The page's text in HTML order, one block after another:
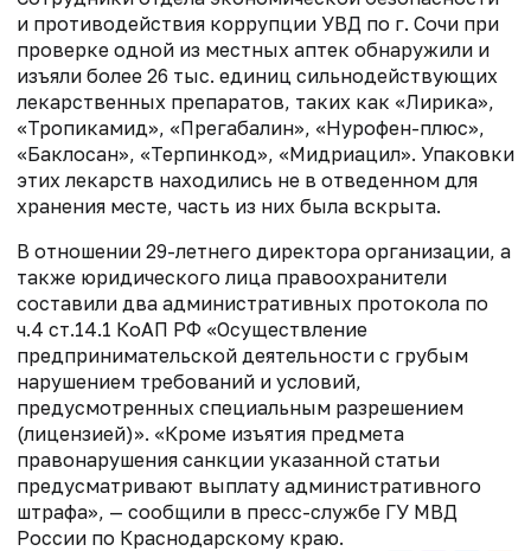
и противодействия коррупции УВД по г. Сочи при
проверке одной из местных аптек обнаружили и
изъяли более 26 тыс. единиц сильнодействующих
лекарственных препаратов, таких как «Лирика»,
«Тропикамид», «Прегабалин», «Нурофен-плюс»,
«Баклосан», «Терпинкод», «Мидриацил». Упаковки
этих лекарств находились не в отведенном для
хранения месте, часть из них была вскрыта.
В отношении 29-летнего директора организации, а
также юридического лица правоохранители
составили два административных протокола по
ч.4 ст.14.1 КоАП РФ «Осуществление
предпринимательской деятельности с грубым
нарушением требований и условий,
предусмотренных специальным разрешением
(лицензией)». «Кроме изъятия предмета
правонарушения санкции указанной статьи
предусматривают выплату административного
штрафа», — сообщили в пресс-службе ГУ МВД
России по Краснодарскому краю.